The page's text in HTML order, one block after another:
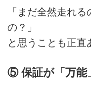
「まだ全然走れ
の？」
と思うことも正直
⑤ 保証が「万能